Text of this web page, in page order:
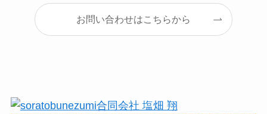
お問い合わせはこちらから